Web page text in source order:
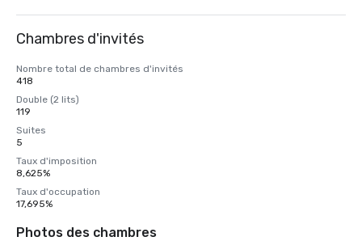
Chambres d'invités
Nombre total de chambres d'invités
418
Double (2 lits)
119
Suites
5
Taux d'imposition
8,625%
Taux d'occupation
17,695%
Photos des chambres